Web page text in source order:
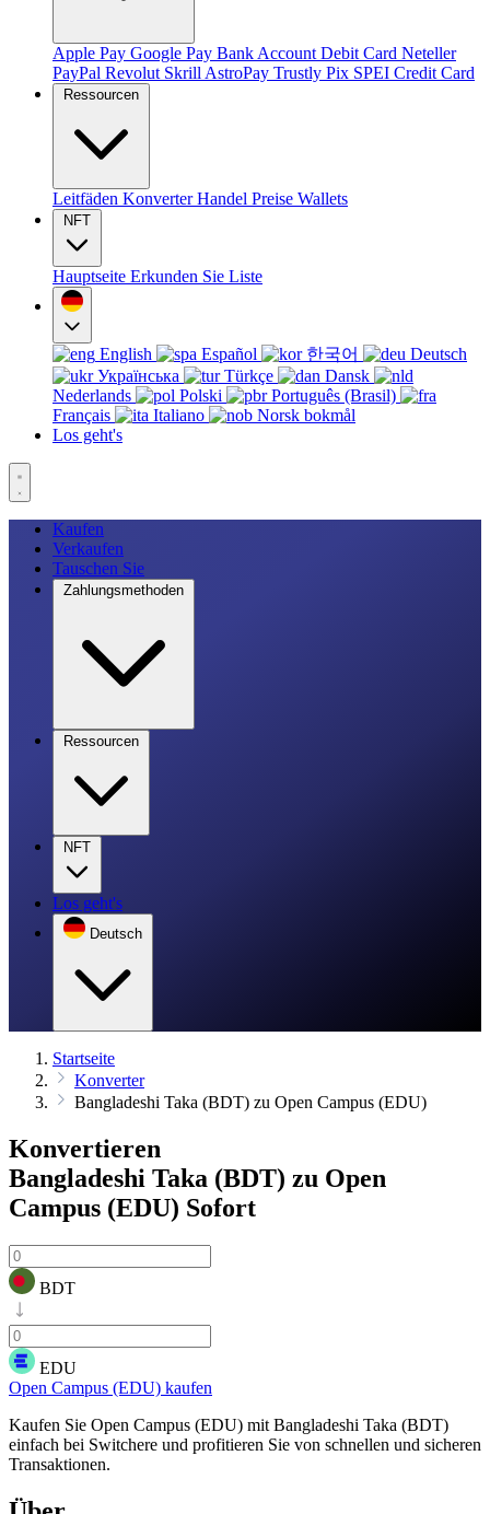
Apple Pay Google Pay Bank Account Debit Card Neteller
PayPal Revolut Skrill AstroPay Trustly Pix SPEI Credit Card
Ressourcen
Leitfäden KonverterHandel Preise Wallets
NFT
Hauptseite Erkunden Sie Liste
English Español 한국어
Deutsch
Українська
Türkçe
Dansk
Nederlands
Polski
Português (Brasil)
Français
Italiano
Norsk bokmål
Los geht's
Kaufen
Verkaufen
Tauschen Sie
Zahlungsmethoden
Ressourcen
NFT
Los geht's
Deutsch
Startseite
Konverter
Bangladeshi Taka (BDT) zu Open Campus (EDU)
Konvertieren
Bangladeshi Taka (BDT) zu Open
Campus (EDU) Sofort
BDT
EDU
Open Campus (EDU) kaufen
Kaufen Sie Open Campus (EDU) mit Bangladeshi Taka (BDT)
einfach bei Switchere und profitieren Sie von schnellen und sicheren
Transaktionen.